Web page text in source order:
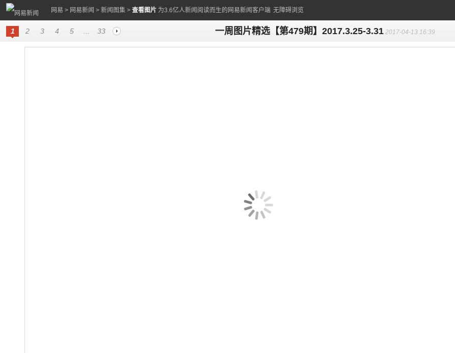
网易 > 网易新闻 > 新闻图集 > 查看图片 为3.6亿人新闻阅读而生的网易新闻客户端 无障碍浏览
1 2 3 4 5 33 一周图片精选【第479期】2017.3.25-3.31 2017-04-13 16:39